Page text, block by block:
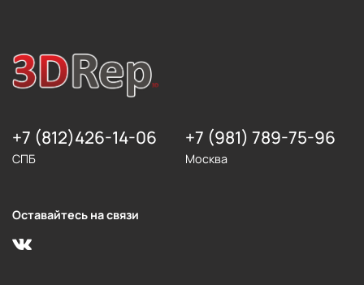
+7 (812)426-14-06
СПБ
+7 (981) 789-75-96
Москва
Оставайтесь на связи